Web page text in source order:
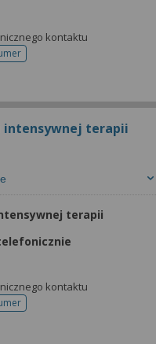
kontaktu
do rejestracji
intensywnej terapii
terapii
kontaktu
do rejestracji